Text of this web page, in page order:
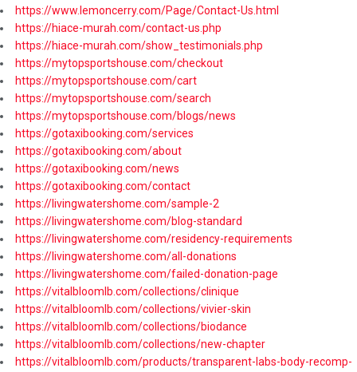
https://www.lemoncerry.com/Page/Contact-Us.html
https://hiace-murah.com/contact-us.php
https://hiace-murah.com/show_testimonials.php
https://mytopsportshouse.com/checkout
https://mytopsportshouse.com/cart
https://mytopsportshouse.com/search
https://mytopsportshouse.com/blogs/news
https://gotaxibooking.com/services
https://gotaxibooking.com/about
https://gotaxibooking.com/news
https://gotaxibooking.com/contact
https://livingwatershome.com/sample-2
https://livingwatershome.com/blog-standard
https://livingwatershome.com/residency-requirements
https://livingwatershome.com/all-donations
https://livingwatershome.com/failed-donation-page
https://vitalbloomlb.com/collections/clinique
https://vitalbloomlb.com/collections/vivier-skin
https://vitalbloomlb.com/collections/biodance
https://vitalbloomlb.com/collections/new-chapter
https://vitalbloomlb.com/products/transparent-labs-body-recomp-